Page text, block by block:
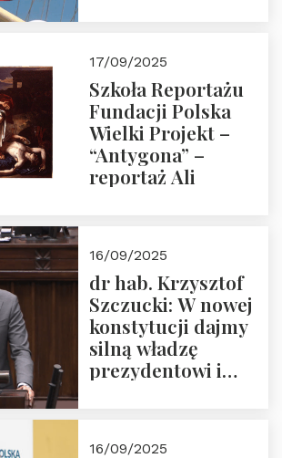
17/09/2025
Szkoła Reportażu
Fundacji Polska
Wielki Projekt –
“Antygona” –
reportaż Ali
16/09/2025
dr hab. Krzysztof
Szczucki: W nowej
konstytucji dajmy
silną władzę
prezydentowi i
16/09/2025